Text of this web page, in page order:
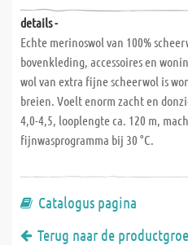
details -
Echte merinoswol van 100%
bovenkleding, accessoires en
wol van extra fijne scheerwol is
breien. Voelt enorm zacht en
4,0-4,5, looplengte ca. 120 m,
fijnwasprogramma bij 30 °C.
Catalogus pagina
Terug naar de